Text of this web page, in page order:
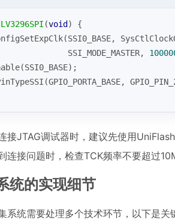
(void )
{
SSI_MODE_MASTER,
接JTAG调试器时，建议先使用
连接问题时，检查TCK频率不要超过
统的实现细节
系统需要处理多个技术环节，以下是关